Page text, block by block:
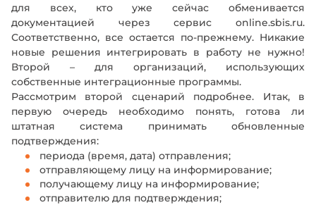
для всех, кто уже сейчас обменивается
документацией через сервис online.sbis.ru.
Соответственно, все остается по-прежнему. Никакие
новые решения интегрировать в работу не нужно!
Второй – для организаций, использующих
собственные интеграционные программы.
Рассмотрим второй сценарий подробнее. Итак, в
первую очередь необходимо понять, готова ли
штатная система принимать обновленные
подтверждения:
периода (время, дата) отправления;
отправляющему лицу на информирование;
получающему лицу на информирование;
отправителю для подтверждения;